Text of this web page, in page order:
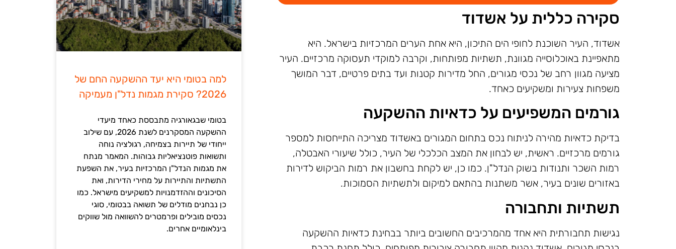
למה בטומי היא יעד ההשקעה החם של
2026? סקירת מגמות נדל"ן מעמיקה
בטומי שבגאורגיה מתבססת כאחד מיעדי
ההשקעה המסקרנים לשנת 2026, עם שילוב
ייחודי של תיירות בצמיחה, רגולציה נוחה
ותשואות פוטנציאליות גבוהות. המאמר מנתח
את מגמות הנדל"ן המרכזיות בעיר, את השפעת
התשתיות והתיירות על מחירי הדירות, ואת
הסיכונים וההזדמנויות למשקיעים מישראל. כמו
כן נבחנים מודלים של תשואה בבטומי, סוגי
נכסים מובילים ופרמטרים להשוואה מול שווקים
בינלאומיים אחרים.
סקירה כללית על אשדוד
אשדוד, העיר השוכנת לחופי הים התיכון, היא אחת הערים המרכזיות בישראל. היא
מתאפיינת באוכלוסייה מגוונת, תשתיות מפותחות, וקרבה למוקדי תעסוקה מרכזיים. העיר
מציעה מגוון רחב של נכסי מגורים, החל מדירות קטנות ועד בתים פרטיים, דבר המושך
משפחות צעירות ומשקיעים כאחד.
גורמים המשפיעים על כדאיות ההשקעה
בדיקת כדאיות מהירה לניתוח נכס בתחום המגורים באשדוד מצריכה התייחסות למספר
גורמים מרכזיים. ראשית, יש לבחון את המצב הכלכלי של העיר, כולל שיעורי האבטלה,
רמות השכר ותנודות בשוק הנדל"ן. כמו כן, יש לקחת בחשבון את רמות הביקוש לדירות
באזורים שונים בעיר, אשר משתנות בהתאם למיקום ולתשתיות הסמוכות.
תשתיות ותחבורה
נגישות תחבורתית היא אחד מהמרכיבים החשובים ביותר בבחינת כדאיות ההשקעה